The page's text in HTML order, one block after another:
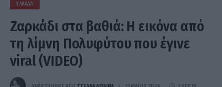
ΕΛΛΆΔΑ
Ζαρκάδι στα βαθιά: Η εικόνα από
τη λίμνη Πολυφύτου που έγινε
viral (VIDEO)